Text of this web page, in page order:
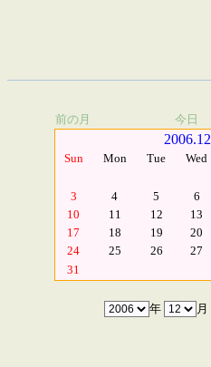
前の月 今日
2006.12
Sun Mon Tue Wed
3
4 5 6
10
11 12 13
17
18 19 20
24
25 26 27
31
年 月